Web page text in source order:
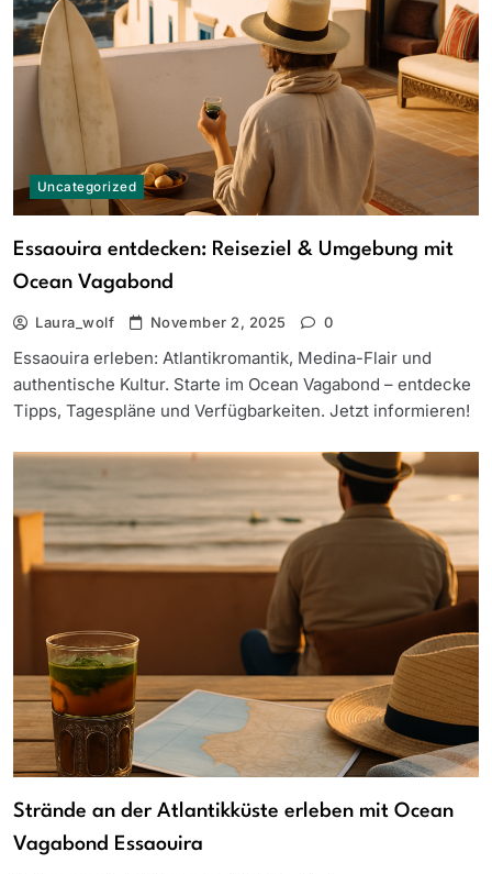
Uncategorized
Essaouira entdecken: Reiseziel & Umgebung mit
Ocean Vagabond
Laura_wolf November 2, 2025 0
Essaouira erleben: Atlantikromantik, Medina-Flair und
authentische Kultur. Starte im Ocean Vagabond – entdecke
Tipps, Tagespläne und Verfügbarkeiten. Jetzt informieren!
Strände an der Atlantikküste erleben mit Ocean
Vagabond Essaouira